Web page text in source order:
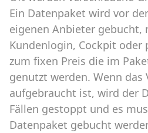
Ein Datenpaket wird vor
eigenen Anbieter gebucht,
Kundenlogin, Cockpit oder
zum fixen Preis die im
genutzt werden. Wenn das
aufgebraucht ist, wird der
Fällen gestoppt und es
Datenpaket gebucht